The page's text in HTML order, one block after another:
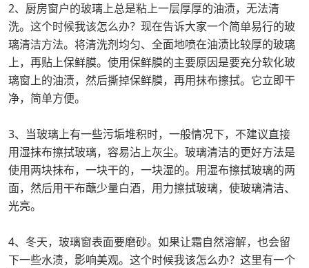
2、厨房窗户的玻璃上总是粘上一层厚厚的油渍，无法清
洗。这个时候我该怎么办？现在告诉大家一个简单易行的玻
璃清洁方法。将清洗剂均匀、全面地喷在油渍比较厚的玻璃
上，再贴上保鲜膜。使用保鲜膜的主要原因是要充分软化玻
璃窗上的油渍，然后撕掉保鲜膜，再用抹布擦拭。它立即干
净，简单方便。
3、当玻璃上有一些污垢堆积时，一般情况下，不建议直接
用湿抹布擦拭玻璃，容易沾上灰尘。玻璃清洁的更好方法是
使用两块抹布，一块干的，一块湿的。用湿布擦拭玻璃的两
面，然后用干布蘸少量白酒，用力擦拭玻璃，使玻璃清洁、
光亮。
4、冬天，玻璃窗表面要磨砂。如果让霜自然溶解，也会留
下一些水渍，影响美观。这个时候我该怎么办？这里有一个